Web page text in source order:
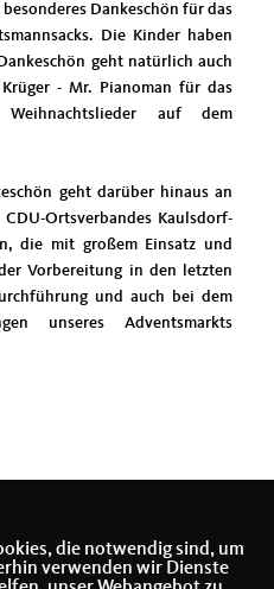
Dankeschön für das
Die Kinder haben
geht natürlich auch
- Mr. Pianoman für das
auf dem
geht darüber hinaus an
Ortsverbandes Kaulsdorf-
die mit großem Einsatz und
Vorbereitung in den letzten
und auch bei dem
unseres Adventsmarkts
die notwendig sind, um
verwenden wir Dienste